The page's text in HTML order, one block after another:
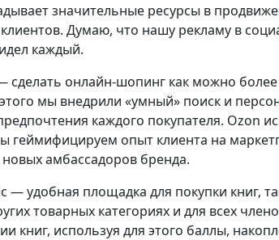
значительные ресурсы в
Думаю, что нашу рекламу в
каждый.
онлайн-шопинг как можно
мы внедрили «умный» поиск и
каждого покупателя. Ozon
геймифицируем опыт клиента на
амбассадоров бренда.
— удобная площадка для покупки книг,
товарных категориях и для всех
книг, используя для этого баллы,